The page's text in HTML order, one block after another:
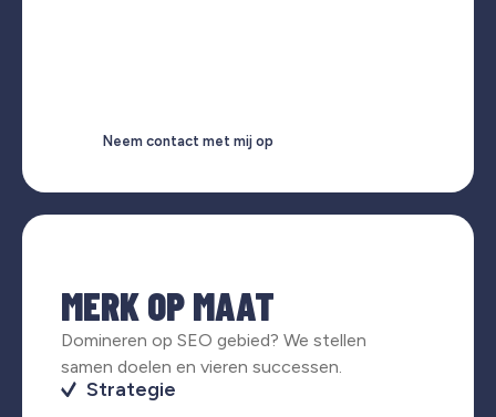
Neem contact met mij op
MERK OP MAAT
Domineren op SEO gebied? We stellen
samen doelen en vieren successen.
Strategie